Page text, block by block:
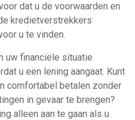
dat u de voorwaarden en
kredietverstrekkers
u te vinden.
uw financiële situatie
u een lening aangaat. Kunt
comfortabel betalen zonder
in gevaar te brengen?
alleen aan te gaan als u